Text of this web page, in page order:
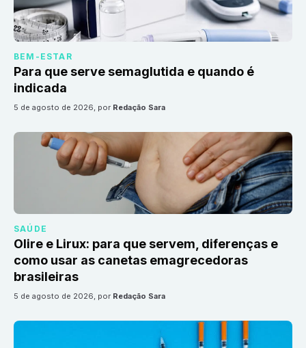
BEM-ESTAR
Para que serve semaglutida e quando é
indicada
5 de agosto de 2026, por Redação Sara
SAÚDE
Olire e Lirux: para que servem, diferenças e
como usar as canetas emagrecedoras
brasileiras
5 de agosto de 2026, por Redação Sara